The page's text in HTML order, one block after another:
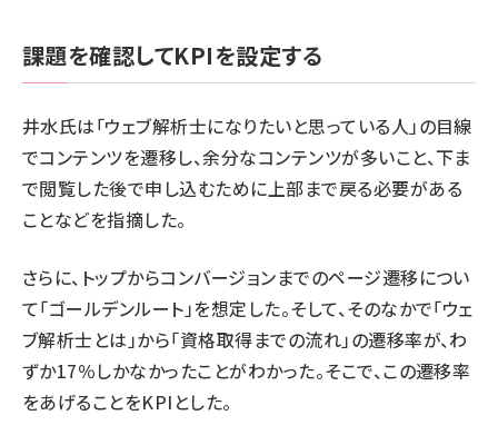
課題を確認してKPIを設定する
井水氏は「ウェブ解析士になりたいと思っている人」の目線
でコンテンツを遷移し、余分なコンテンツが多いこと、下ま
で閲覧した後で申し込むために上部まで戻る必要がある
ことなどを指摘した。
さらに、トップからコンバージョンまでのページ遷移につい
て「ゴールデンルート」を想定した。そして、そのなかで「ウェ
ブ解析士とは」から「資格取得までの流れ」の遷移率が、わ
ずか17％しかなかったことがわかった。そこで、この遷移率
をあげることをKPIとした。